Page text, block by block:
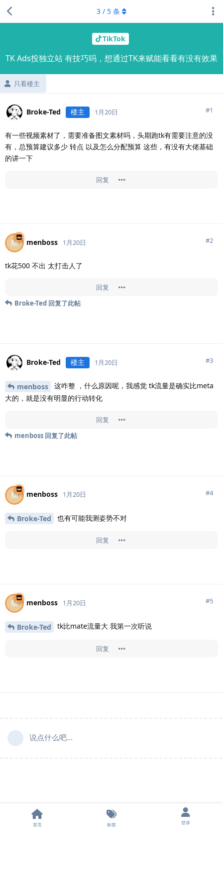
TikTok
TK Ads投独立站 有技巧吗，想通过TK来赋能看看有没有效果
只看楼主
3 / 5 条
Broke-Ted 楼主 1月20日 #1
有一些视频素材了，需要准备图文素材吗，头期跑tk有需要注意的没
有，总预算建议多少 转点 以及怎么分配预算 这些，有没有大佬基础
的讲一下
回复
M menboss 1月20日 #2
tk花500 不出 太打击人了
回复
Broke-Ted 回复了此帖
Broke-Ted 楼主 1月20日 #3
menboss
这咋整 ，什么原因呢，我感觉 tk流量是确实比meta
大的，就是没有明显的行动转化
回复
menboss 回复了此帖
M menboss 1月20日 #4
Broke-Ted 也有可能我测姿势不对
回复
M menboss 1月20日 #5
Broke-Ted tk比mate流量大 我第一次听说
回复
说点什么吧...
首页 标签 登录